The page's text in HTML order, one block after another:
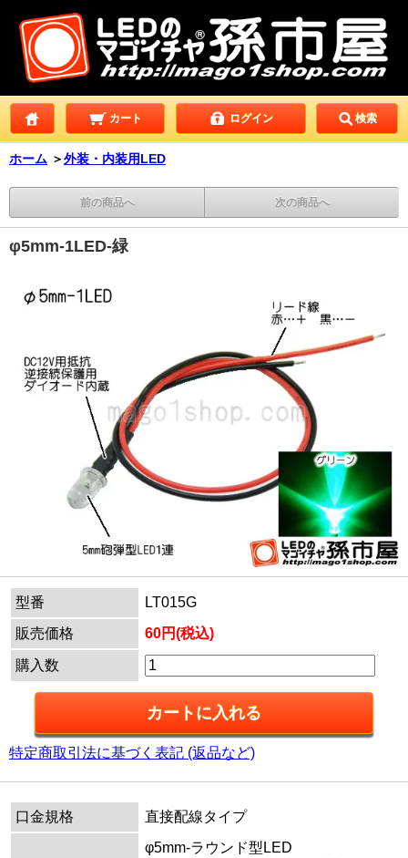
カート ログイン 検索
ホーム ＞外装・内装用LED
前の商品へ 次の商品へ
φ5mm-1LED-緑
型番
LT015G
販売価格
60円(税込)
購入数
特定商取引法に基づく表記 (返品など)
口金規格 直接配線タイプ
φ5mm-ラウンド型LED